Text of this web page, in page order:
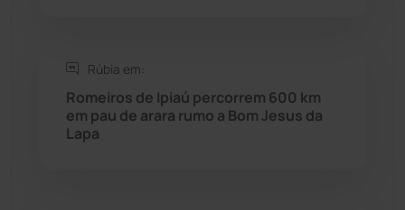
Sítio do Mato
Sudoeste Baiano
Rúbia em:
Romeiros de Ipiaú percorrem 600 km
em pau de arara rumo a Bom Jesus da
Lapa